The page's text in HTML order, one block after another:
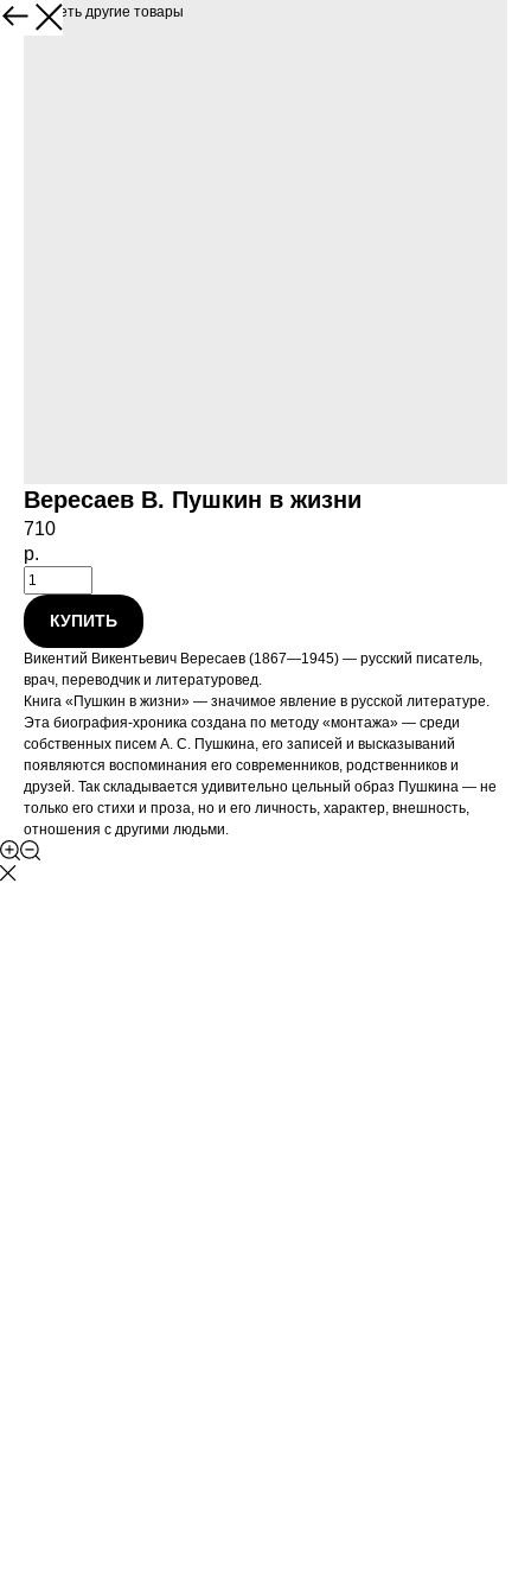
Посмотреть другие товары
Вересаев В. Пушкин в жизни
710
р.
КУПИТЬ
Викентий Викентьевич Вересаев (1867—1945) — русский писатель,
врач, переводчик и литературовед.
Книга «Пушкин в жизни» — значимое явление в русской литературе.
Эта биография-хроника создана по методу «монтажа» — среди
собственных писем А. С. Пушкина, его записей и высказываний
появляются воспоминания его современников, родственников и
друзей. Так складывается удивительно цельный образ Пушкина — не
только его стихи и проза, но и его личность, характер, внешность,
отношения с другими людьми.